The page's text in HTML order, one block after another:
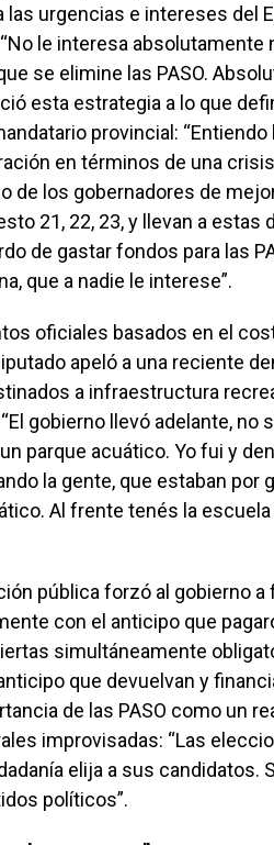
urgencias e intereses del
le interesa absolutamente
se elimine las PASO.
esta estrategia a lo que
provincial: “Entiendo
en términos de una
de los gobernadores de
21, 22, 23, y llevan a estas
de gastar fondos para las
que a nadie le interese”.
oficiales basados en el
apeló a una reciente
a infraestructura
gobierno llevó adelante, no
parque acuático. Yo fui y
la gente, que estaban por
Al frente tenés la
pública forzó al gobierno a
con el anticipo que
simultáneamente
que devuelvan y
de las PASO como un
improvisadas: “Las
elija a sus candidatos.
políticos”.